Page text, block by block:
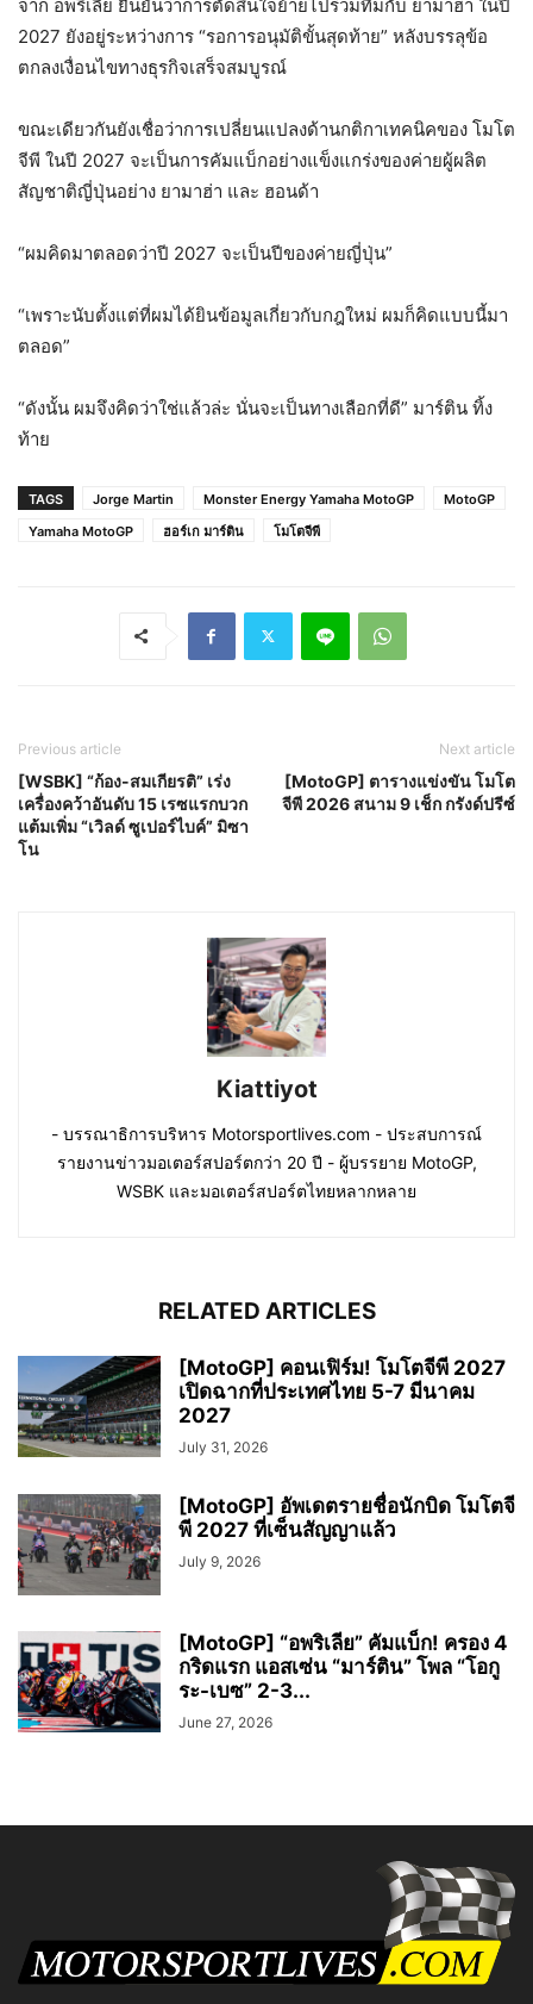
จาก อพริเลีย ยืนยันว่าการตัดสินใจย้ายไปร่วมทีมกับ ยามาฮ่า ในปี
2027 ยังอยู่ระหว่างการ “รอการอนุมัติขั้นสุดท้าย” หลังบรรลุข้อ
ตกลงเงื่อนไขทางธุรกิจเสร็จสมบูรณ์
ขณะเดียวกันยังเชื่อว่าการเปลี่ยนแปลงด้านกติกาเทคนิคของ โมโต
จีพี ในปี 2027 จะเป็นการคัมแบ็กอย่างแข็งแกร่งของค่ายผู้ผลิต
สัญชาติญี่ปุ่นอย่าง ยามาฮ่า และ ฮอนด้า
“ผมคิดมาตลอดว่าปี 2027 จะเป็นปีของค่ายญี่ปุ่น”
“เพราะนับตั้งแต่ที่ผมได้ยินข้อมูลเกี่ยวกับกฎใหม่ ผมก็คิดแบบนี้มา
ตลอด”
“ดังนั้น ผมจึงคิดว่าใช่แล้วล่ะ นั่นจะเป็นทางเลือกที่ดี” มาร์ติน ทิ้ง
ท้าย
TAGS Jorge Martin Monster Energy Yamaha MotoGP
MotoGP
Yamaha MotoGP
ฮอร์เก มาร์ติน โมโตจีพี
Previous article
[WSBK] “ก้อง-สมเกียรติ” เร่ง
เครื่องคว้าอันดับ 15 เรซแรกบวก
แต้มเพิ่ม “เวิลด์ ซูเปอร์ไบค์” มิซา
โน
Next article
[MotoGP] ตารางแข่งขัน โมโต
จีพี 2026 สนาม 9 เช็ก กรังด์ปรีซ์
Kiattiyot
- บรรณาธิการบริหาร Motorsportlives.com - ประสบการณ์
รายงานข่าวมอเตอร์สปอร์ตกว่า 20 ปี - ผู้บรรยาย MotoGP,
WSBK และมอเตอร์สปอร์ตไทยหลากหลาย
RELATED ARTICLES
[MotoGP] คอนเฟิร์ม! โมโตจีพี 2027
เปิดฉากที่ประเทศไทย 5-7 มีนาคม
2027
July 31, 2026
[MotoGP] อัพเดตรายชื่อนักบิด โมโตจี
พี 2027 ที่เซ็นสัญญาแล้ว
July 9, 2026
[MotoGP] “อพริเลีย” คัมแบ็ก! ครอง 4
กริดแรก แอสเซ่น “มาร์ติน” โพล “โอกู
ระ-เบซ” 2-3...
June 27, 2026